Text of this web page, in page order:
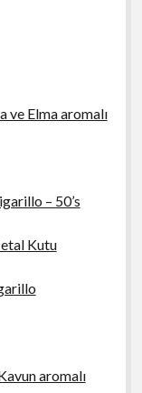
ve Elma aromalı
– 50’s
Kutu
aromalı